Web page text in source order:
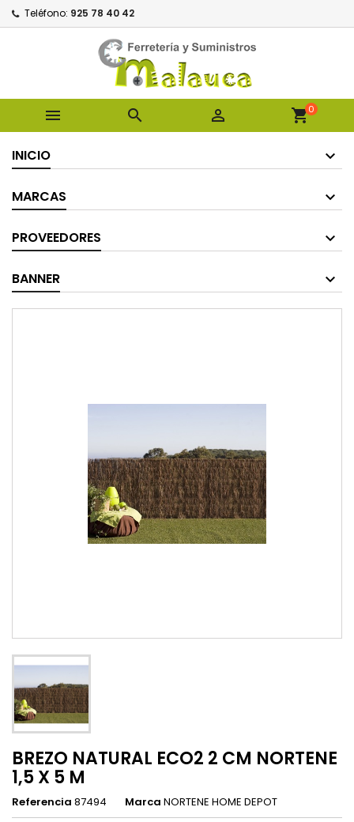
Teléfono: 925 78 40 42
   shopping_cart0
INICIO
MARCAS
PROVEEDORES
BANNER
BREZO NATURAL ECO2 2 CM NORTENE
1,5 X 5 M
Referencia 87494 Marca NORTENE HOME DEPOT